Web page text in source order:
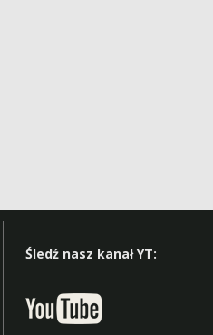
Śledź nasz kanał YT: